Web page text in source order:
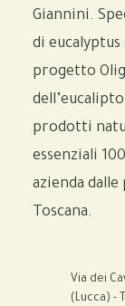
Giannini.
di
progetto
prodotti
essenziali
azienda
Toscana.
Via dei
(Lucca) -